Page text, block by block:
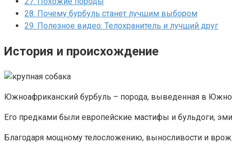
28. Почему бурбуль станет лучшим выбором
29. Полезное видео: Телохранитель и лучший друг
История и происхождение
Южноафриканский бурбуль – порода, выведенная в
Его предками были европейские мастифы и бульдоги,
Благодаря мощному телосложению, выносливости и